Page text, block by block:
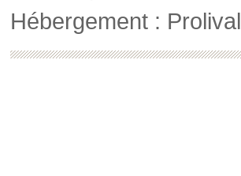
Hébergement : Prolival